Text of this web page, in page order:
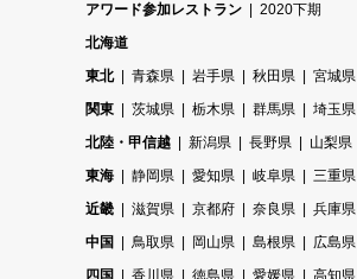
アワード参加レストラン
2020下期
北海道
東北
青森県 岩手県 秋田県 宮城県
関東
茨城県 栃木県 群馬県 埼玉県
北陸・甲信越
新潟県 長野県 山梨県
東海
静岡県 愛知県 岐阜県
三重県
近畿
滋賀県 京都府 奈良県 兵庫県
中国
鳥取県 岡山県 島根県 広島県
四国
香川県 徳島県 愛媛県 高知県